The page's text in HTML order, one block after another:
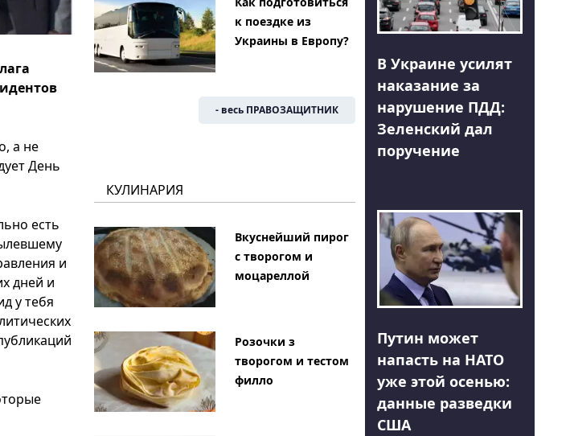
а не
День
есть
и
дней и
у тебя
к поездке из
Украины в Европу?
- весь ПРАВОЗАЩИТНИК
КУЛИНАРИЯ
Вкуснейший пирог
с творогом и
моцареллой
Розочки з
творогом и тестом
филло
В Украине усилят
наказание за
нарушение ПДД:
Зеленский дал
поручение
Путин может
напасть на НАТО
уже этой осенью:
данные разведки
США